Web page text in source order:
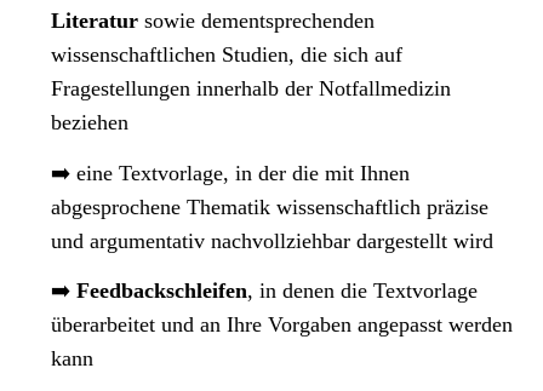
Literatur sowie dementsprechenden
wissenschaftlichen Studien, die sich auf
Fragestellungen innerhalb der Notfallmedizin
beziehen
➡️ eine Textvorlage, in der die mit Ihnen
abgesprochene Thematik wissenschaftlich präzise
und argumentativ nachvollziehbar dargestellt wird
➡️Feedbackschleifen, in denen die Textvorlage
überarbeitet und an Ihre Vorgaben angepasst werden
kann